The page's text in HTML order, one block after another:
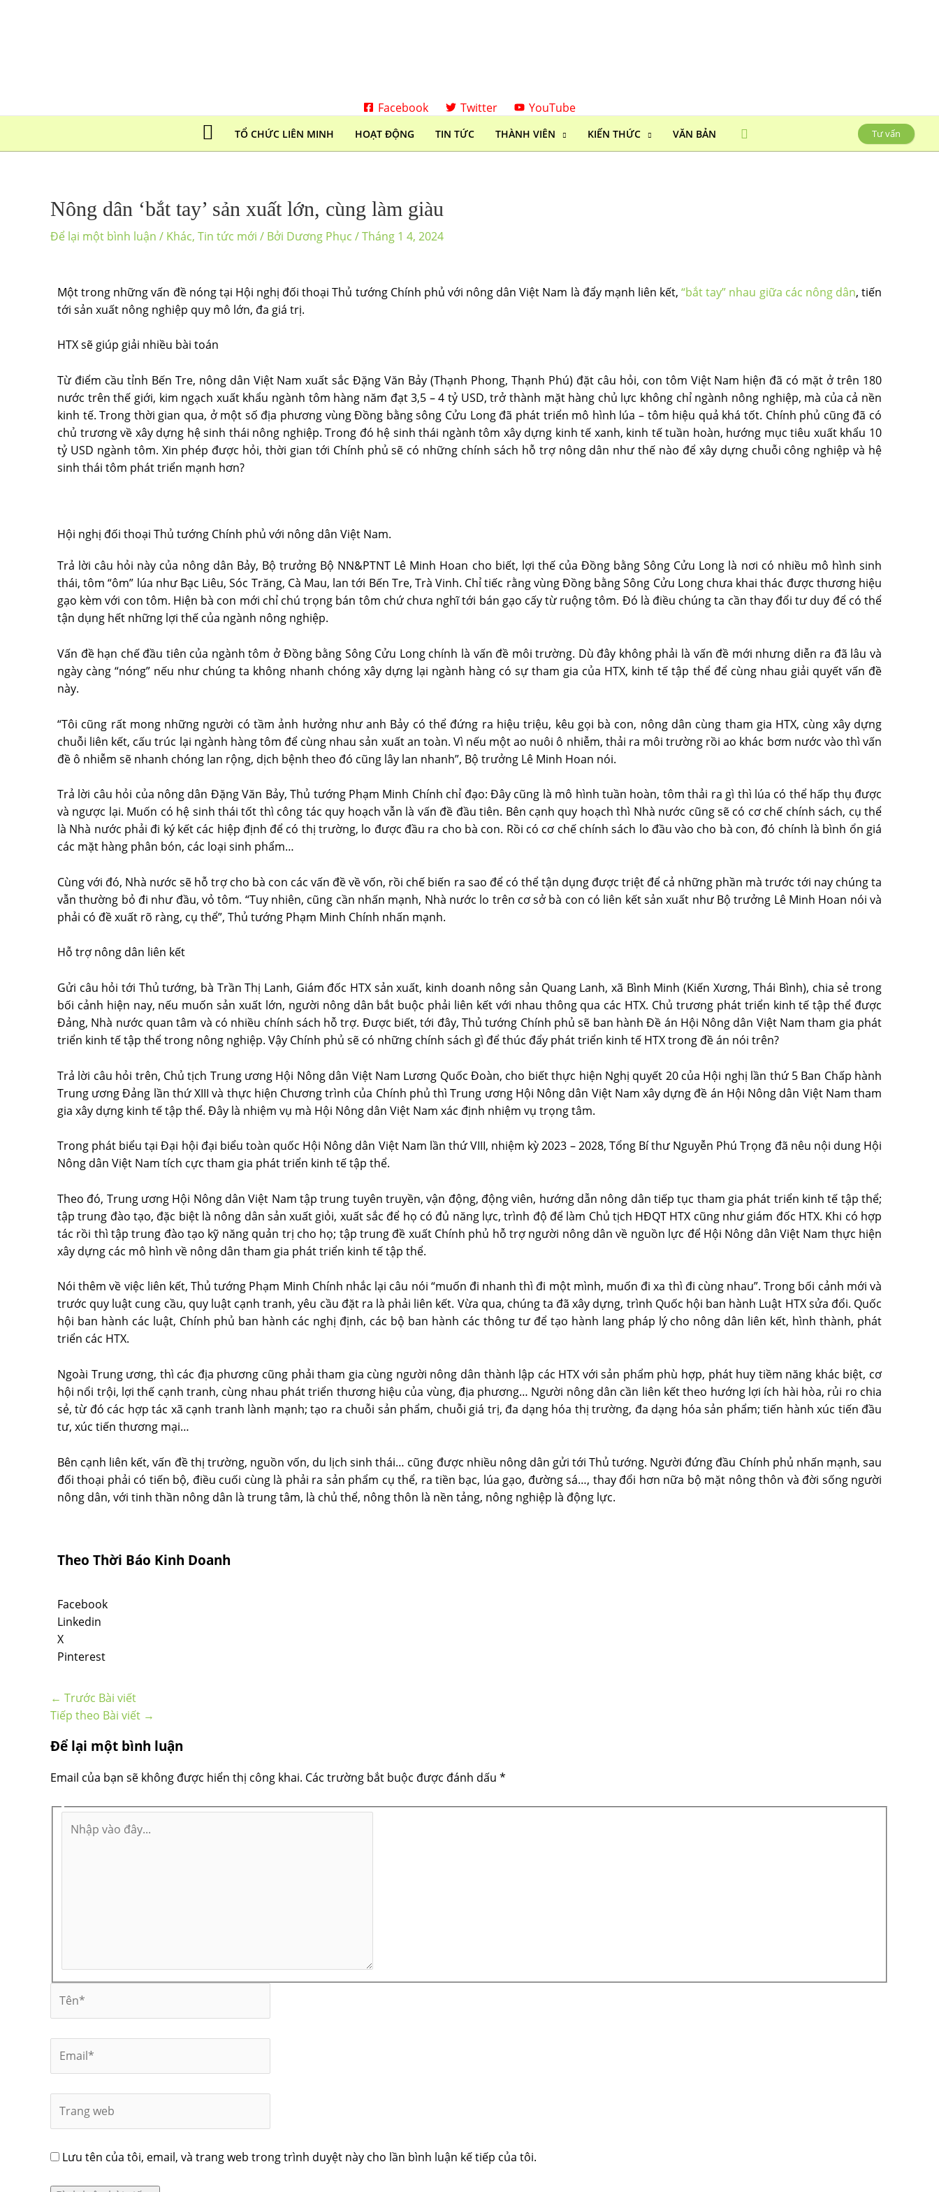
Facebook Twitter YouTube
TỔ CHỨC LIÊN MINH HOẠT ĐỘNG TIN TỨC THÀNH VIÊN KIẾN THỨC VĂN BẢN Tư vấn
Nông dân ‘bắt tay’ sản xuất lớn, cùng làm giàu
Để lại một bình luận / Khác, Tin tức mới / Bởi Dương Phục /Tháng 1 4, 2024
Một trong những vấn đề nóng tại Hội nghị đối thoại Thủ tướng Chính phủ với nông dân Việt Nam là đẩy mạnh liên kết,“bắt tay” nhau giữa các nông dân, tiến
tới sản xuất nông nghiệp quy mô lớn, đa giá trị.
HTX sẽ giúp giải nhiều bài toán
Từ điểm cầu tỉnh Bến Tre, nông dân Việt Nam xuất sắc Đặng Văn Bảy (Thạnh Phong, Thạnh Phú) đặt câu hỏi, con tôm Việt Nam hiện đã có mặt ở trên 180
nước trên thế giới, kim ngạch xuất khẩu ngành tôm hàng năm đạt 3,5 – 4 tỷ USD, trở thành mặt hàng chủ lực không chỉ ngành nông nghiệp, mà của cả nền
kinh tế. Trong thời gian qua, ở một số địa phương vùng Đồng bằng sông Cửu Long đã phát triển mô hình lúa – tôm hiệu quả khá tốt. Chính phủ cũng đã có
chủ trương về xây dựng hệ sinh thái nông nghiệp. Trong đó hệ sinh thái ngành tôm xây dựng kinh tế xanh, kinh tế tuần hoàn, hướng mục tiêu xuất khẩu 10
tỷ USD ngành tôm. Xin phép được hỏi, thời gian tới Chính phủ sẽ có những chính sách hỗ trợ nông dân như thế nào để xây dựng chuỗi công nghiệp và hệ
sinh thái tôm phát triển mạnh hơn?
Hội nghị đối thoại Thủ tướng Chính phủ với nông dân Việt Nam.
Trả lời câu hỏi này của nông dân Bảy, Bộ trưởng Bộ NN&PTNT Lê Minh Hoan cho biết, lợi thế của Đồng bằng Sông Cửu Long là nơi có nhiều mô hình sinh
thái, tôm “ôm” lúa như Bạc Liêu, Sóc Trăng, Cà Mau, lan tới Bến Tre, Trà Vinh. Chỉ tiếc rằng vùng Đồng bằng Sông Cửu Long chưa khai thác được thương hiệu
gạo kèm với con tôm. Hiện bà con mới chỉ chú trọng bán tôm chứ chưa nghĩ tới bán gạo cấy từ ruộng tôm. Đó là điều chúng ta cần thay đổi tư duy để có thể
tận dụng hết những lợi thế của ngành nông nghiệp.
Vấn đề hạn chế đầu tiên của ngành tôm ở Đồng bằng Sông Cửu Long chính là vấn đề môi trường. Dù đây không phải là vấn đề mới nhưng diễn ra đã lâu và
ngày càng “nóng” nếu như chúng ta không nhanh chóng xây dựng lại ngành hàng có sự tham gia của HTX, kinh tế tập thể để cùng nhau giải quyết vấn đề
này.
“Tôi cũng rất mong những người có tầm ảnh hưởng như anh Bảy có thể đứng ra hiệu triệu, kêu gọi bà con, nông dân cùng tham gia HTX, cùng xây dựng
chuỗi liên kết, cấu trúc lại ngành hàng tôm để cùng nhau sản xuất an toàn. Vì nếu một ao nuôi ô nhiễm, thải ra môi trường rồi ao khác bơm nước vào thì vấn
đề ô nhiễm sẽ nhanh chóng lan rộng, dịch bệnh theo đó cũng lây lan nhanh”, Bộ trưởng Lê Minh Hoan nói.
Trả lời câu hỏi của nông dân Đặng Văn Bảy, Thủ tướng Phạm Minh Chính chỉ đạo: Đây cũng là mô hình tuần hoàn, tôm thải ra gì thì lúa có thể hấp thụ được
và ngược lại. Muốn có hệ sinh thái tốt thì công tác quy hoạch vẫn là vấn đề đầu tiên. Bên cạnh quy hoạch thì Nhà nước cũng sẽ có cơ chế chính sách, cụ thể
là Nhà nước phải đi ký kết các hiệp định để có thị trường, lo được đầu ra cho bà con. Rồi có cơ chế chính sách lo đầu vào cho bà con, đó chính là bình ổn giá
các mặt hàng phân bón, các loại sinh phẩm…
Cùng với đó, Nhà nước sẽ hỗ trợ cho bà con các vấn đề về vốn, rồi chế biến ra sao để có thể tận dụng được triệt để cả những phần mà trước tới nay chúng ta
vẫn thường bỏ đi như đầu, vỏ tôm. “Tuy nhiên, cũng cần nhấn mạnh, Nhà nước lo trên cơ sở bà con có liên kết sản xuất như Bộ trưởng Lê Minh Hoan nói và
phải có đề xuất rõ ràng, cụ thể”, Thủ tướng Phạm Minh Chính nhấn mạnh.
Hỗ trợ nông dân liên kết
Gửi câu hỏi tới Thủ tướng, bà Trần Thị Lanh, Giám đốc HTX sản xuất, kinh doanh nông sản Quang Lanh, xã Bình Minh (Kiến Xương, Thái Bình), chia sẻ trong
bối cảnh hiện nay, nếu muốn sản xuất lớn, người nông dân bắt buộc phải liên kết với nhau thông qua các HTX. Chủ trương phát triển kinh tế tập thể được
Đảng, Nhà nước quan tâm và có nhiều chính sách hỗ trợ. Được biết, tới đây, Thủ tướng Chính phủ sẽ ban hành Đề án Hội Nông dân Việt Nam tham gia phát
triển kinh tế tập thể trong nông nghiệp. Vậy Chính phủ sẽ có những chính sách gì để thúc đẩy phát triển kinh tế HTX trong đề án nói trên?
Trả lời câu hỏi trên, Chủ tịch Trung ương Hội Nông dân Việt Nam Lương Quốc Đoàn, cho biết thực hiện Nghị quyết 20 của Hội nghị lần thứ 5 Ban Chấp hành
Trung ương Đảng lần thứ XIII và thực hiện Chương trình của Chính phủ thì Trung ương Hội Nông dân Việt Nam xây dựng đề án Hội Nông dân Việt Nam tham
gia xây dựng kinh tế tập thể. Đây là nhiệm vụ mà Hội Nông dân Việt Nam xác định nhiệm vụ trọng tâm.
Trong phát biểu tại Đại hội đại biểu toàn quốc Hội Nông dân Việt Nam lần thứ VIII, nhiệm kỳ 2023 – 2028, Tổng Bí thư Nguyễn Phú Trọng đã nêu nội dung Hội
Nông dân Việt Nam tích cực tham gia phát triển kinh tế tập thể.
Theo đó, Trung ương Hội Nông dân Việt Nam tập trung tuyên truyền, vận động, động viên, hướng dẫn nông dân tiếp tục tham gia phát triển kinh tế tập thể;
tập trung đào tạo, đặc biệt là nông dân sản xuất giỏi, xuất sắc để họ có đủ năng lực, trình độ để làm Chủ tịch HĐQT HTX cũng như giám đốc HTX. Khi có hợp
tác rồi thì tập trung đào tạo kỹ năng quản trị cho họ; tập trung đề xuất Chính phủ hỗ trợ người nông dân về nguồn lực để Hội Nông dân Việt Nam thực hiện
xây dựng các mô hình về nông dân tham gia phát triển kinh tế tập thể.
Nói thêm về việc liên kết, Thủ tướng Phạm Minh Chính nhắc lại câu nói “muốn đi nhanh thì đi một mình, muốn đi xa thì đi cùng nhau”. Trong bối cảnh mới và
trước quy luật cung cầu, quy luật cạnh tranh, yêu cầu đặt ra là phải liên kết. Vừa qua, chúng ta đã xây dựng, trình Quốc hội ban hành Luật HTX sửa đổi. Quốc
hội ban hành các luật, Chính phủ ban hành các nghị định, các bộ ban hành các thông tư để tạo hành lang pháp lý cho nông dân liên kết, hình thành, phát
triển các HTX.
Ngoài Trung ương, thì các địa phương cũng phải tham gia cùng người nông dân thành lập các HTX với sản phẩm phù hợp, phát huy tiềm năng khác biệt, cơ
hội nổi trội, lợi thế cạnh tranh, cùng nhau phát triển thương hiệu của vùng, địa phương… Người nông dân cần liên kết theo hướng lợi ích hài hòa, rủi ro chia
sẻ, từ đó các hợp tác xã cạnh tranh lành mạnh; tạo ra chuỗi sản phẩm, chuỗi giá trị, đa dạng hóa thị trường, đa dạng hóa sản phẩm; tiến hành xúc tiến đầu
tư, xúc tiến thương mại…
Bên cạnh liên kết, vấn đề thị trường, nguồn vốn, du lịch sinh thái… cũng được nhiều nông dân gửi tới Thủ tướng. Người đứng đầu Chính phủ nhấn mạnh, sau
đối thoại phải có tiến bộ, điều cuối cùng là phải ra sản phẩm cụ thể, ra tiền bạc, lúa gạo, đường sá…, thay đổi hơn nữa bộ mặt nông thôn và đời sống người
nông dân, với tinh thần nông dân là trung tâm, là chủ thể, nông thôn là nền tảng, nông nghiệp là động lực.
Theo Thời Báo Kinh Doanh
Facebook
Linkedin
X
Pinterest
← Trước Bài viết
Tiếp theo Bài viết →
Để lại một bình luận
Email của bạn sẽ không được hiển thị công khai. Các trường bắt buộc được đánh dấu *
Lưu tên của tôi, email, và trang web trong trình duyệt này cho lần bình luận kế tiếp của tôi.